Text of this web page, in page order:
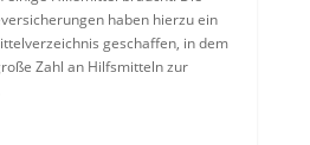
haben hierzu ein
geschaffen, in dem
Zahl an Hilfsmitteln zur